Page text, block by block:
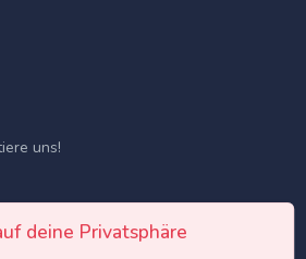
uns!
deine Privatsphäre